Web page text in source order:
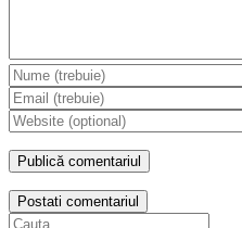
Postati comentariul